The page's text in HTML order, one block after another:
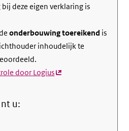
deze eigen verklaring is
onderbouwing toereikend is
inhoudelijk te
door Logius(externe
u: